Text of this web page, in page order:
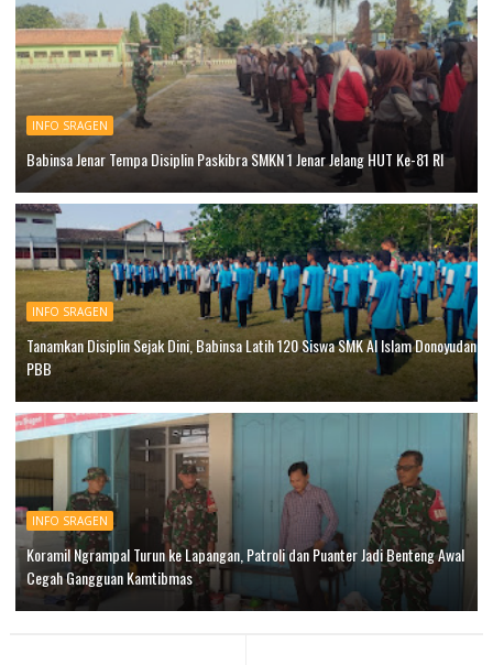
INFO SRAGEN
Babinsa Jenar Tempa Disiplin Paskibra SMKN 1 Jenar Jelang HUT Ke-81 RI
INFO SRAGEN
Tanamkan Disiplin Sejak Dini, Babinsa Latih 120 Siswa SMK Al Islam Donoyudan
PBB
INFO SRAGEN
Koramil Ngrampal Turun ke Lapangan, Patroli dan Puanter Jadi Benteng Awal
Cegah Gangguan Kamtibmas